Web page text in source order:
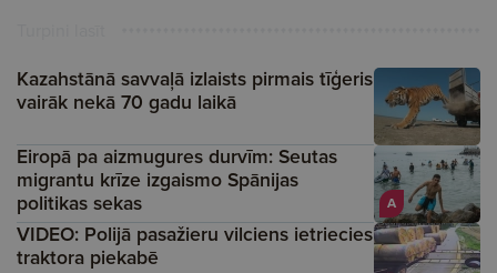
Kazahstānā savvaļā izlaists pirmais tīģeris
vairāk nekā 70 gadu laikā
A
Eiropā pa aizmugures durvīm: Seutas
migrantu krīze izgaismo Spānijas
politikas sekas
VIDEO: Polijā pasažieru vilciens ietriecies
traktora piekabē